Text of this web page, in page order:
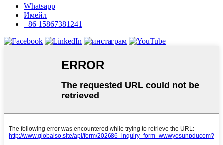
Whatsapp
Имейл
+86 15867381241